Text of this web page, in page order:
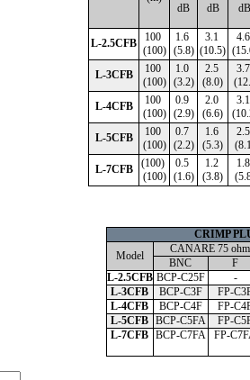
dB
dB
dB
L-2.5CFB
100
(100)
1.6
(5.8)
3.1
(10.5)
L-3CFB
100
(100)
1.0
(3.2)
2.5
(8.0)
L-4CFB
100
(100)
0.9
(2.9)
2.0
(6.6)
L-5CFB
100
(100)
0.7
(2.2)
1.6
(5.3)
L-7CFB
(100)
(100)
0.5
(1.6)
1.2
(3.8)
CRIMP
Model
CANARE 75
BNC
F
L-2.5CFB BCP-C25F
-
L-3CFB
BCP-C3F
FP-
L-4CFB
BCP-C4F
FP-
L-5CFB BCP-C5FA
FP-
L-7CFB BCP-C7FA FP-